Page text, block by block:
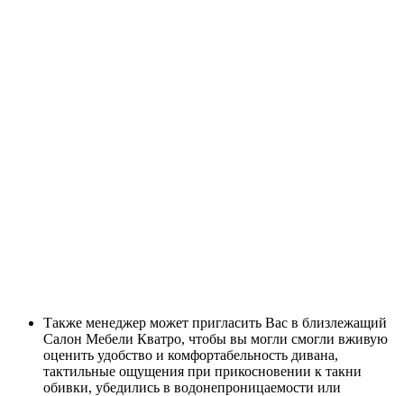
Также менеджер может пригласить Вас в близлежащий
Салон Мебели Кватро, чтобы вы могли смогли вживую
оценить удобство и комфортабельность дивана,
тактильные ощущения при прикосновении к такни
обивки, убедились в водонепроницаемости или